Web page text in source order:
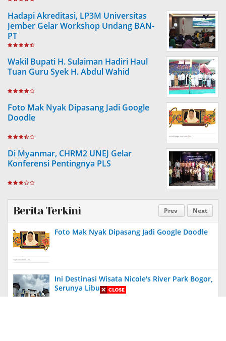
Hadapi Akreditasi, LP3M Universitas
Jember Gelar Workshop Undang BAN-
PT
Wakil Bupati H. Sulaiman Hadiri Haul
Tuan Guru Syek H. Abdul Wahid
Foto Mak Nyak Dipasang Jadi Google
Doodle
Di Myanmar, CHRM2 UNEJ Gelar
Konferensi Pentingnya PLS
Prev Next
Berita Terkini
Foto Mak Nyak Dipasang Jadi Google Doodle
Ini Destinasi Wisata Nicole's River Park Bogor,
Serunya Liburan